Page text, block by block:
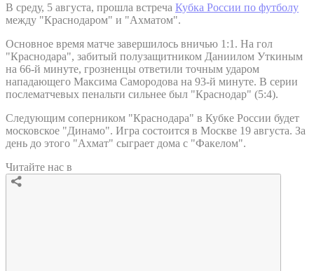
В среду, 5 августа, прошла встреча Кубка России по футболу
между "Краснодаром" и "Ахматом".
Основное время матче завершилось вничью 1:1. На гол
"Краснодара", забитый полузащитником Даниилом Уткиным
на 66-й минуте, грозненцы ответили точным ударом
нападающего Максима Самородова на 93-й минуте. В серии
послематчевых пенальти сильнее был "Краснодар" (5:4).
Следующим соперником "Краснодара" в Кубке России будет
московское "Динамо". Игра состоится в Москве 19 августа. За
день до этого "Ахмат" сыграет дома с "Факелом".
Читайте нас в